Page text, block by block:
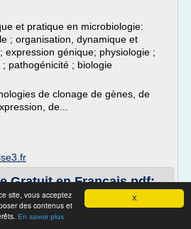
X
site, vous acceptez
des contenus et
En savoir plus
et pratique en microbiologie:
; organisation, dynamique et
expression génique; physiologie ;
pathogénicité ; biologie
de clonage de gènes, de
de...
Gratuit en Francais pdf:
dirigés de biochimie, biologie